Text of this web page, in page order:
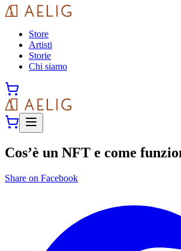
Store
Artisti
Storie
Chi siamo
Cos’è un NFT e come
Share on Facebook